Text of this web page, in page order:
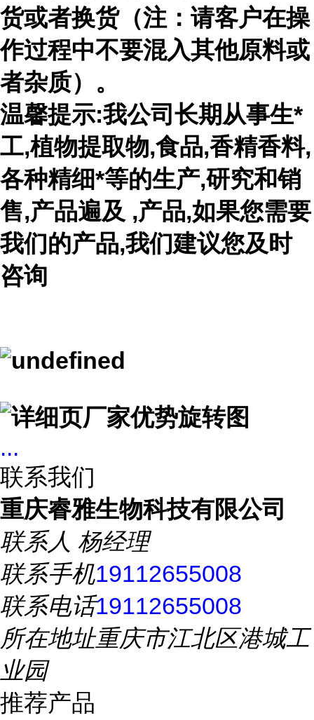
货或者换货（注：请客户在操
作过程中不要混入其他原料或
者杂质）。
温馨提示:我公司长期从事生*
工,植物提取物,食品,香精香料,
各种精细*等的生产,研究和销
售,产品遍及 ,产品,如果您需要
我们的产品,我们建议您及时
咨询
...
联系我们
重庆睿雅生物科技有限公司
联系人 杨经理
联系手机19112655008
联系电话19112655008
所在地址重庆市江北区港城工
业园
推荐产品